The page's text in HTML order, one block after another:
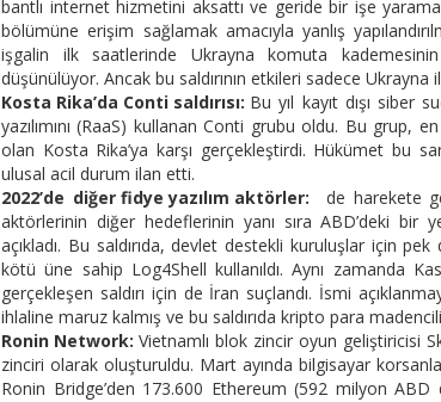
bantlı internet hizmetini aksattı ve geride bir işe
bölümüne erişim sağlamak amacıyla yanlış
işgalin ilk saatlerinde Ukrayna komuta kademesinin
düşünülüyor. Ancak bu saldırının etkileri sadece Ukrayna
Kosta Rika’da Conti saldırısı: Bu yıl kayıt dışı siber
yazılımını (RaaS) kullanan Conti grubu oldu. Bu grup,
olan Kosta Rika’ya karşı gerçekleştirdi. Hükümet bu
ulusal acil durum ilan etti.
2022’de diğer fidye yazılım aktörler:
de harekete
aktörlerinin diğer hedeflerinin yanı sıra ABD’deki bir
açıkladı. Bu saldırıda, devlet destekli kuruluşlar için pek
kötü üne sahip Log4Shell kullanıldı. Aynı zamanda
gerçekleşen saldırı için de İran suçlandı. İsmi
ihlaline maruz kalmış ve bu saldırıda kripto para
Ronin Network: Vietnamlı blok zincir oyun geliştiricisi
zinciri olarak oluşturuldu. Mart ayında bilgisayar
Ronin Bridge’den 173.600 Ethereum (592 milyon